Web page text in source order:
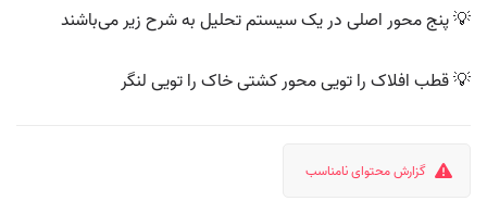
💡 پنج محور اصلی در یک سیستم تحلیل به شرح زیر می‌باشند
💡 قطب افلاک را تویی محور کشتی خاک را تویی لنگر
گزارش محتوای نامناسب